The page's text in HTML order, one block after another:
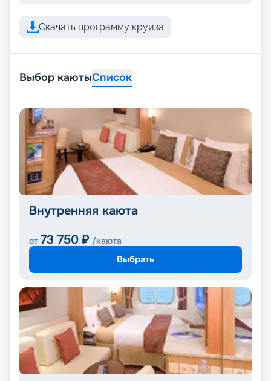
Скачать программу круиза
Выбор каютыСписок
Внутренняя каюта
от 73 750 ₽ /каюта
Выбрать